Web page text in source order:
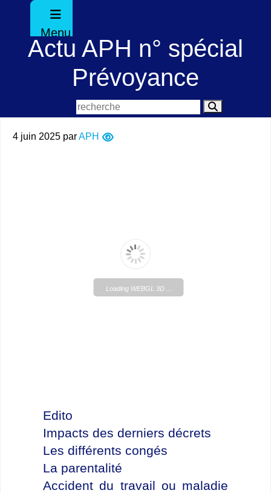
Menu
Actu APH n° spécial
Prévoyance
4 juin 2025 parAPH
Loading WEBGL 3D ...
Edito
Impacts des derniers décrets
Les différents congés
La parentalité
Accident du travail ou maladie